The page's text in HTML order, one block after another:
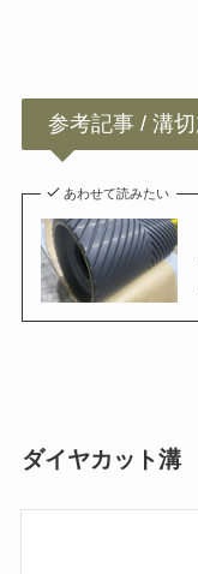
参考記事 / 溝
あわせて読みたい
ダイヤカット溝